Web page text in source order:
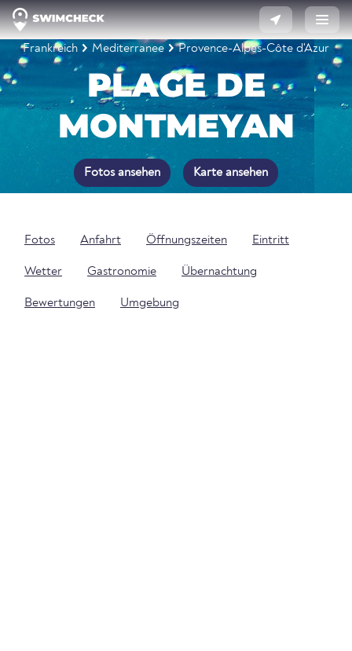
Frankreich Mediterranee Provence-Alpes-Côte d'Azur
PLAGE DE
MONTMEYAN
Fotos ansehen Karte ansehen
Fotos Anfahrt Öffnungszeiten Eintritt
Wetter Gastronomie Übernachtung
Bewertungen Umgebung